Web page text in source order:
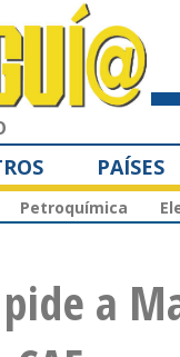
PAÍSES
Petroquímica
a